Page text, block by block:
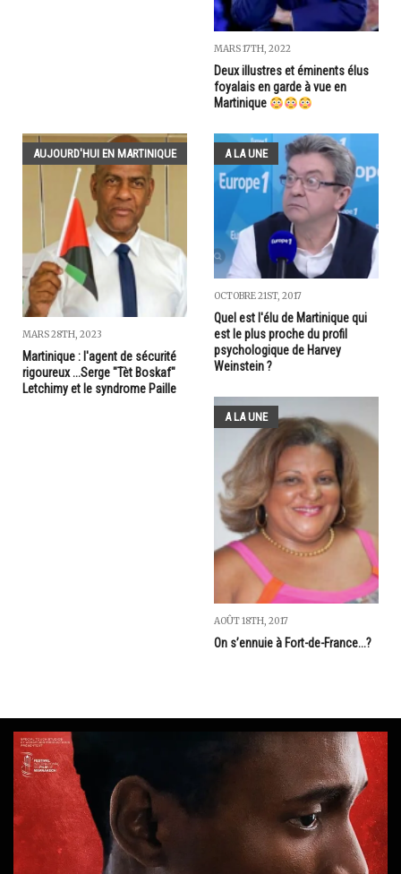
MARS 17TH, 2022
Deux illustres et éminents élus
foyalais en garde à vue en
Martinique
AUJOURD'HUI EN MARTINIQUE
MARS 28TH, 2023
Martinique : l'agent de sécurité
rigoureux ...Serge "Tèt Boskaf"
Letchimy et le syndrome Paille
A LA UNE
OCTOBRE 21ST, 2017
Quel est l'élu de Martinique qui
est le plus proche du profil
psychologique de Harvey
Weinstein ?
A LA UNE
AOÛT 18TH, 2017
On s’ennuie à Fort-de-France...?